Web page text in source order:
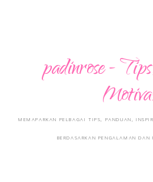
padinrose -
MEMAPARKAN PELBAGAI TIPS, PANDUAN,
BERDASARKAN PENGALAMAN DAN